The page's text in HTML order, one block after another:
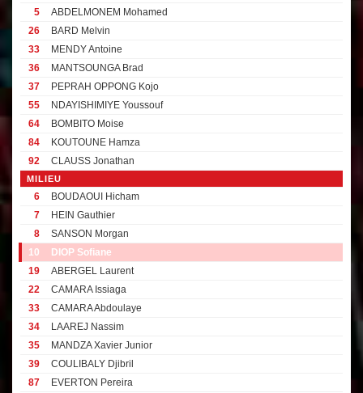
5
ABDELMONEM Mohamed
26
BARD Melvin
33
MENDY Antoine
36
MANTSOUNGA Brad
37
PEPRAH OPPONG Kojo
55
NDAYISHIMIYE Youssouf
64
BOMBITO Moise
84
KOUTOUNE Hamza
92
CLAUSS Jonathan
MILIEU
6
BOUDAOUI Hicham
7
HEIN Gauthier
8
SANSON Morgan
10
DIOP Sofiane
19
ABERGEL Laurent
22
CAMARA Issiaga
33
CAMARA Abdoulaye
34
LAAREJ Nassim
35
MANDZA Xavier Junior
39
COULIBALY Djibril
87
EVERTON Pereira